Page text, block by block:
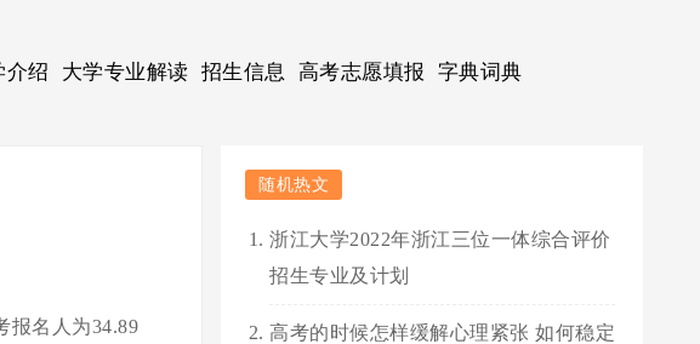
介绍 大学专业解读 招生信息 高考志愿填报 字典词典
报名人为34.89
随机热文
浙江大学2022年浙江三位一体综合评价
招生专业及计划
高考的时候怎样缓解心理紧张 如何稳定